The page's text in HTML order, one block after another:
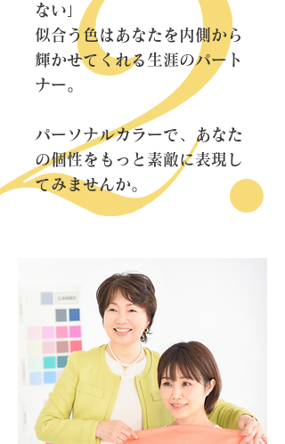
ない」
似合う色はあなたを内側から
輝かせてくれる生涯のパート
ナー。
パーソナルカラーで、あなた
の個性をもっと素敵に表現し
てみませんか。